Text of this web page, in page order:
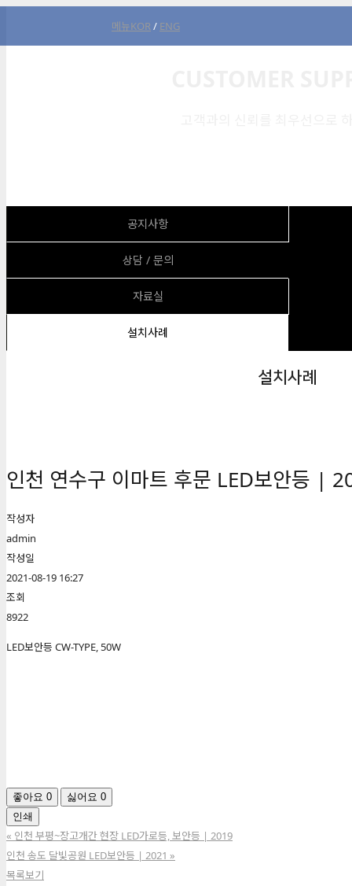
메뉴KOR/ ENG
공지사항
상담 / 문의
자료실
설치사례
설치사례
인천 연수구 이마트 후문 LED보안등 |
작성자
admin
작성일
2021-08-19 16:27
조회
8922
LED보안등 CW-TYPE, 50W
좋아요 0 싫어요 0
인쇄
« 인천 부평~장고개간 현장 LED가로등, 보안등 | 2019
인천 송도 달빛공원 LED보안등 | 2021 »
목록보기